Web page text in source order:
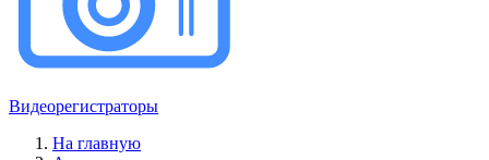
Видеорегистраторы
На главную